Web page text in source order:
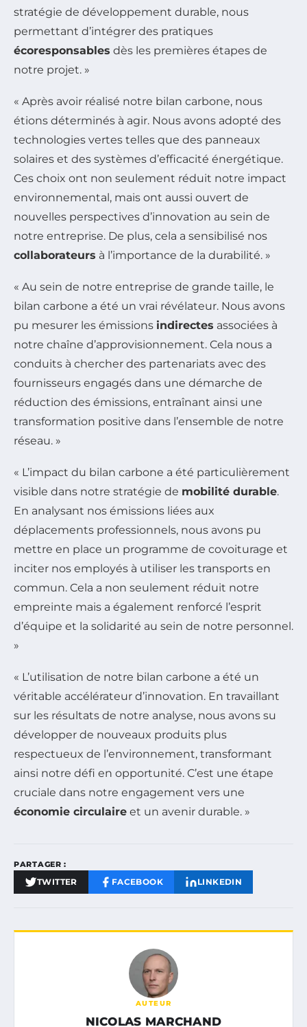
stratégie de développement durable, nous
permettant d’intégrer des pratiques
écoresponsables dès les premières étapes de
notre projet. »
« Après avoir réalisé notre bilan carbone, nous
étions déterminés à agir. Nous avons adopté des
technologies vertes telles que des panneaux
solaires et des systèmes d’efficacité énergétique.
Ces choix ont non seulement réduit notre impact
environnemental, mais ont aussi ouvert de
nouvelles perspectives d’innovation au sein de
notre entreprise. De plus, cela a sensibilisé nos
collaborateurs à l’importance de la durabilité. »
« Au sein de notre entreprise de grande taille, le
bilan carbone a été un vrai révélateur. Nous avons
pu mesurer les émissions indirectes associées à
notre chaîne d’approvisionnement. Cela nous a
conduits à chercher des partenariats avec des
fournisseurs engagés dans une démarche de
réduction des émissions, entraînant ainsi une
transformation positive dans l’ensemble de notre
réseau. »
« L’impact du bilan carbone a été particulièrement
visible dans notre stratégie de mobilité durable.
En analysant nos émissions liées aux
déplacements professionnels, nous avons pu
mettre en place un programme de covoiturage et
inciter nos employés à utiliser les transports en
commun. Cela a non seulement réduit notre
empreinte mais a également renforcé l’esprit
d’équipe et la solidarité au sein de notre personnel.
»
« L’utilisation de notre bilan carbone a été un
véritable accélérateur d’innovation. En travaillant
sur les résultats de notre analyse, nous avons su
développer de nouveaux produits plus
respectueux de l’environnement, transformant
ainsi notre défi en opportunité. C’est une étape
cruciale dans notre engagement vers une
économie circulaire et un avenir durable. »
PARTAGER :
TWITTER FACEBOOK LINKEDIN
AUTEUR
NICOLAS MARCHAND